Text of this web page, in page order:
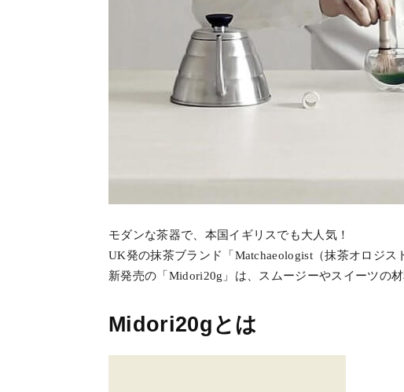
モダンな茶器で、本国イギリスでも大人気！
UK発の抹茶ブランド「Matchaeologist（抹茶オロジス
新発売の「Midori20g」は、スムージーやスイーツの
Midori20gとは